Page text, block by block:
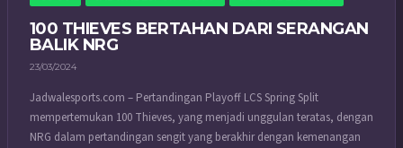
100 THIEVES BERTAHAN DARI SERANGAN
BALIK NRG
23/03/2024
Jadwalesports.com – Pertandingan Playoff LCS Spring Split
mempertemukan 100 Thieves, yang menjadi unggulan teratas, dengan
NRG dalam pertandingan sengit yang berakhir dengan kemenangan